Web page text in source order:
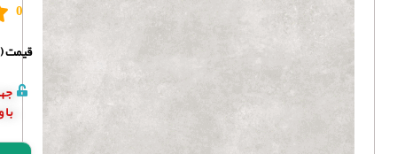
0
قیمت